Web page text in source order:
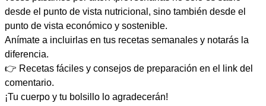
desde el punto de vista nutricional, sino también desde el
punto de vista económico y sostenible.
Anímate a incluirlas en tus recetas semanales y notarás la
diferencia.
👉 Recetas fáciles y consejos de preparación en el link del
comentario.
¡Tu cuerpo y tu bolsillo lo agradecerán!